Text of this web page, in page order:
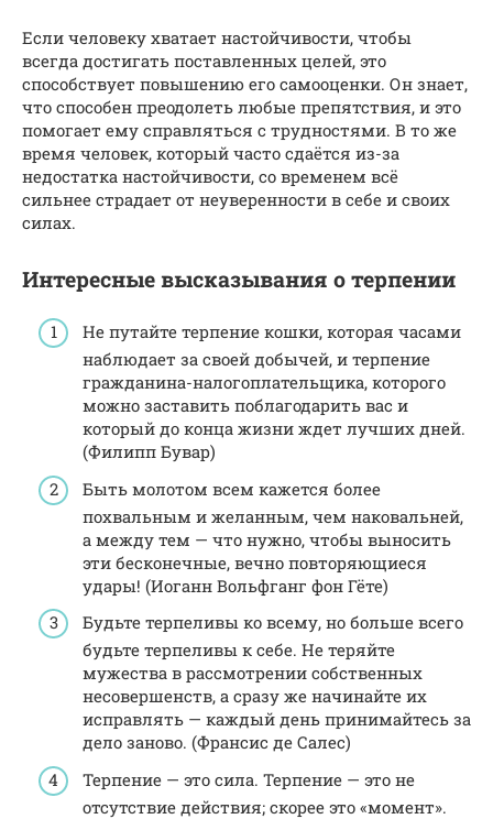
Если человеку хватает настойчивости, чтобы
всегда достигать поставленных целей, это
способствует повышению его самооценки. Он знает,
что способен преодолеть любые препятствия, и это
помогает ему справляться с трудностями. В то же
время человек, который часто сдаётся из-за
недостатка настойчивости, со временем всё
сильнее страдает от неуверенности в себе и своих
силах.
Интересные высказывания о терпении
Не путайте терпение кошки, которая часами
наблюдает за своей добычей, и терпение
гражданина-налогоплательщика, которого
можно заставить поблагодарить вас и
который до конца жизни ждет лучших дней.
(Филипп Бувар)
Быть молотом всем кажется более
похвальным и желанным, чем наковальней,
а между тем — что нужно, чтобы выносить
эти бесконечные, вечно повторяющиеся
удары! (Иоганн Вольфганг фон Гёте)
Будьте терпеливы ко всему, но больше всего
будьте терпеливы к себе. Не теряйте
мужества в рассмотрении собственных
несовершенств, а сразу же начинайте их
исправлять — каждый день принимайтесь за
дело заново. (Франсис де Салес)
Терпение — это сила. Терпение — это не
отсутствие действия; скорее это «момент».